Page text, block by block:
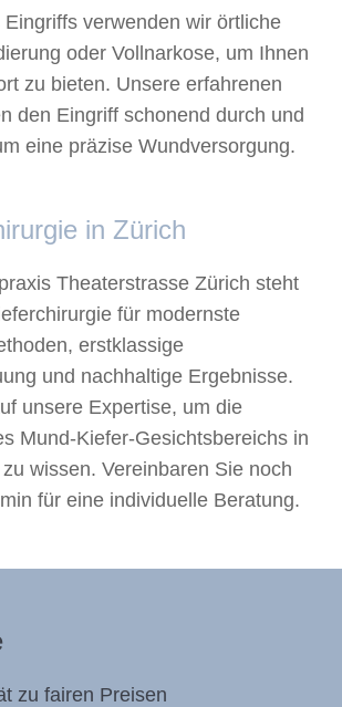
verwenden wir örtliche
oder Vollnarkose, um Ihnen
zu bieten. Unsere erfahrenen
den Eingriff schonend durch und
eine präzise Wundversorgung.
in Zürich
Theaterstrasse Zürich steht
für modernste
erstklassige
und nachhaltige Ergebnisse.
unsere Expertise, um die
Mund-Kiefer-Gesichtsbereichs in
wissen. Vereinbaren Sie noch
für eine individuelle Beratung.
zu fairen Preisen